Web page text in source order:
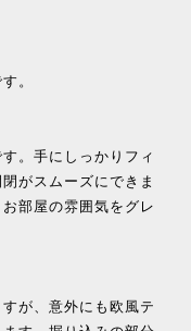
。
。手にしっかりフィ
がスムーズにできま
部屋の雰囲気をグレ
が、意外にも欧風テ